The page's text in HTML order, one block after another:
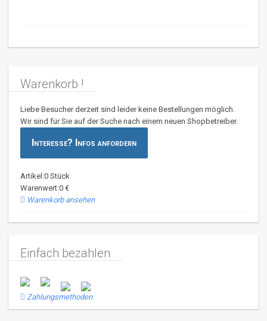
Warenkorb !
Liebe Besucher derzeit sind leider keine Bestellungen möglich.
Wir sind für Sie auf der Suche nach einem neuen Shopbetreiber.
Interesse? Infos anfordern
Artikel:0 Stück
Warenwert:0 €
Warenkorb ansehen
Einfach bezahlen
Zahlungsmethoden